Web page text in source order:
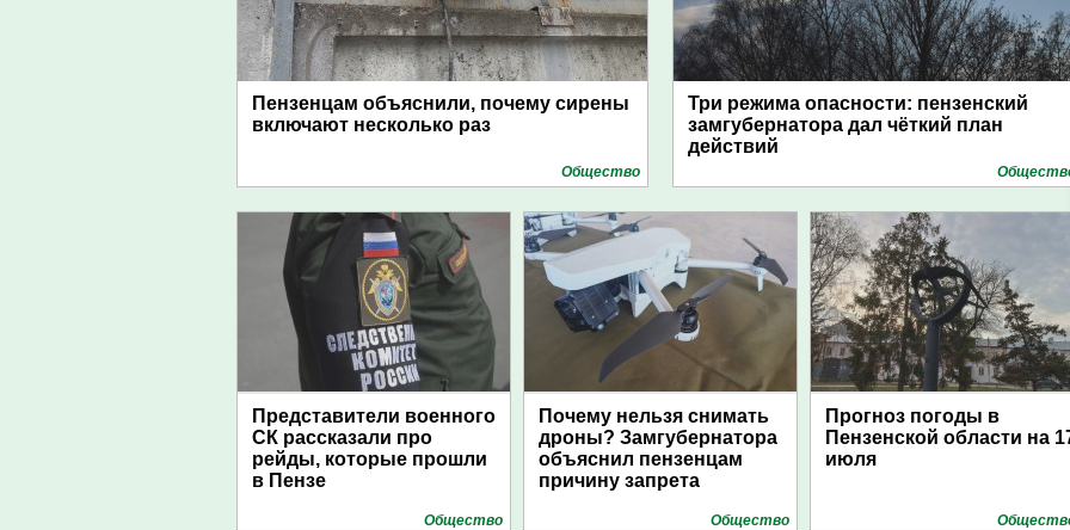
Пензенцам объяснили, почему сирены
включают несколько раз
Общество
Три режима опасности: пензенский
замгубернатора дал чёткий план
действий
Представители военного
СК рассказали про
рейды, которые прошли
в Пензе
Общество
Почему нельзя снимать
дроны? Замгубернатора
объяснил пензенцам
причину запрета
Общество
Прогноз погоды в
Пензенской области на
июля